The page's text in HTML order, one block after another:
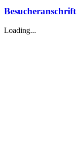
Besucheranschrift
Loading...